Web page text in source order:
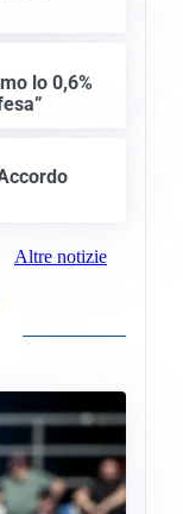
lo 0,6%
Altre notizie